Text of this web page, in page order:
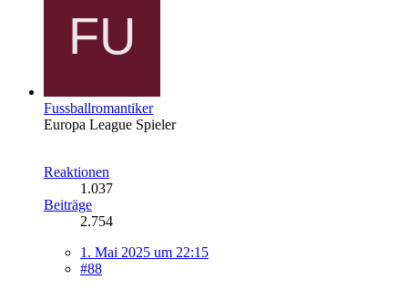
Fussballromantiker
Europa League Spieler
Reaktionen
1.037
Beiträge
2.754
1. Mai 2025 um 22:15
#88